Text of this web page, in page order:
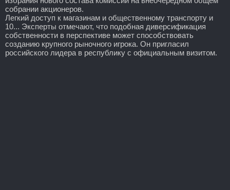
собрании акционеров.
Легкий доступ к магазинам и общественному транспорту и
10... Эксперты отмечают, что подобная диверсификация
собственности в перспективе может способствовать
созданию крупного рыночного игрока. Он пригласил
российского лидера в республику с официальным визитом.